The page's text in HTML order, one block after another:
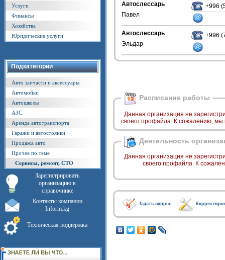
Услуги
Финансы
Хозяйства
Юридические услуги
Подкатегории
Авто запчасти и аксессуары
Автомойки
Автошколы
АЗС
Аренда автотранспорта
Гаражи и автостоянки
Продажа авто
Прочее по теме
Сервисы, ремонт, СТО
Зарегистрировать
организацию в
справочнике
Контакты компании
Inform.kg
Техническая поддержка
Автослессарь
Павел
+996
Автослессарь
Эльдар
+996
Расписание работы
Данная организация не
своего профайла. К сожалению,
Деятельность
Данная организация не
своего профайла. К
Задать вопрос